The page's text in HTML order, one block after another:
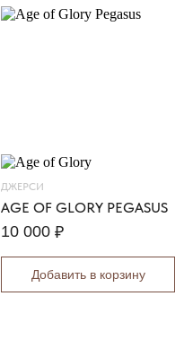
ДЖЕРСИ
AGE OF GLORY PEGASUS
10 000 ₽
Добавить в корзину